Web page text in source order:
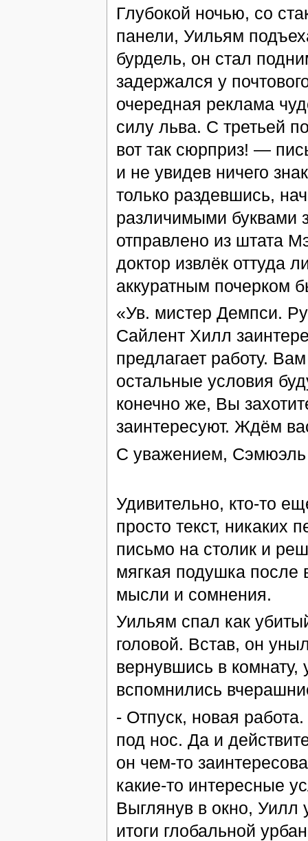
Глубокой ночью, со
панели, Уильям
бурдель, он стал
задержался у
очередная реклама
силу льва. С третьей
вот так сюрприз! —
и не увидев ничего
только раздевшись,
различимыми буквами
отправлено из штата
доктор извлёк оттуда
аккуратным почерком
«Ув. мистер Демпси.
Сайлент Хилл
предлагает работу.
остальные условия
конечно же, Вы
заинтересуют. Ждём
С уважением,
Удивительно, кто-то
просто текст, никаких
письмо на столик и
мягкая подушка после
мысли и сомнения.
Уильям спал как
головой. Встав, он
вернувшись в комнату,
вспомнились
- Отпуск, новая
под нос. Да и
он чем-то
какие-то интересные
Выглянув в окно,
итоги глобальной